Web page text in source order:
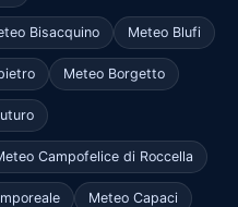
Bisacquino Meteo Blufi
Meteo Borgetto
Campofelice di Roccella
Meteo Capaci